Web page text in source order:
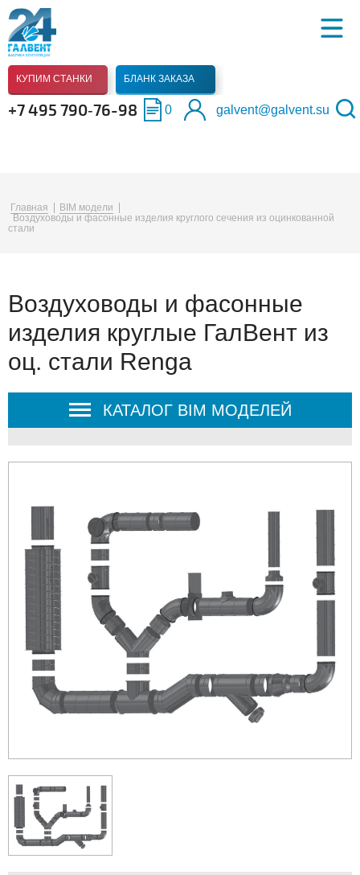
КУПИМ СТАНКИ БЛАНК ЗАКАЗА
+7 495 790‑76-98 0 galvent@galvent.su
Главная
BIM модели
Воздуховоды и фасонные изделия круглого сечения из оцинкованной
стали
Воздуховоды и фасонные
изделия круглые ГалВент из
оц. стали Renga
КАТАЛОГ BIM МОДЕЛЕЙ